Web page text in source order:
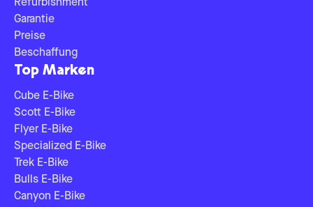
Refurbishment
Garantie
Preise
Beschaffung
Top Marken
Cube E-Bike
Scott E-Bike
Flyer E-Bike
Specialized E-Bike
Trek E-Bike
Bulls E-Bike
Canyon E-Bike